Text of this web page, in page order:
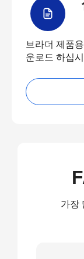
브라더 제품
운로드 하십
가장